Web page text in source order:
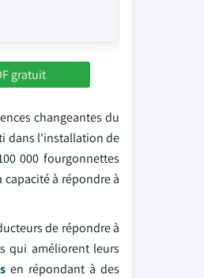
gratuit
changeantes du
dans l'installation de
000 fourgonnettes
à répondre à
de répondre à
qui améliorent leurs
en répondant à des